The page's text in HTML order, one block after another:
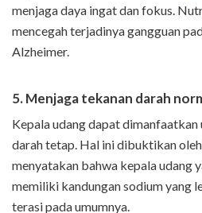
menjaga daya ingat dan fokus.
mencegah terjadinya gangguan
Alzheimer.
5. Menjaga tekanan darah
Kepala udang dapat
darah tetap. Hal ini dibuktikan
menyatakan bahwa kepala udang
memiliki kandungan sodium yang
terasi pada umumnya.